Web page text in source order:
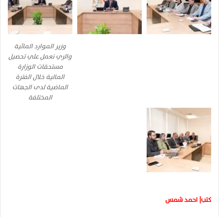
ا
وزير الموارد المائية
والري نعمل علي تحصيل
مستحقات الوزارة
المالية خلال الفترة
الماضية لدى الجهات
المختلفة
كتب| احمد شمس